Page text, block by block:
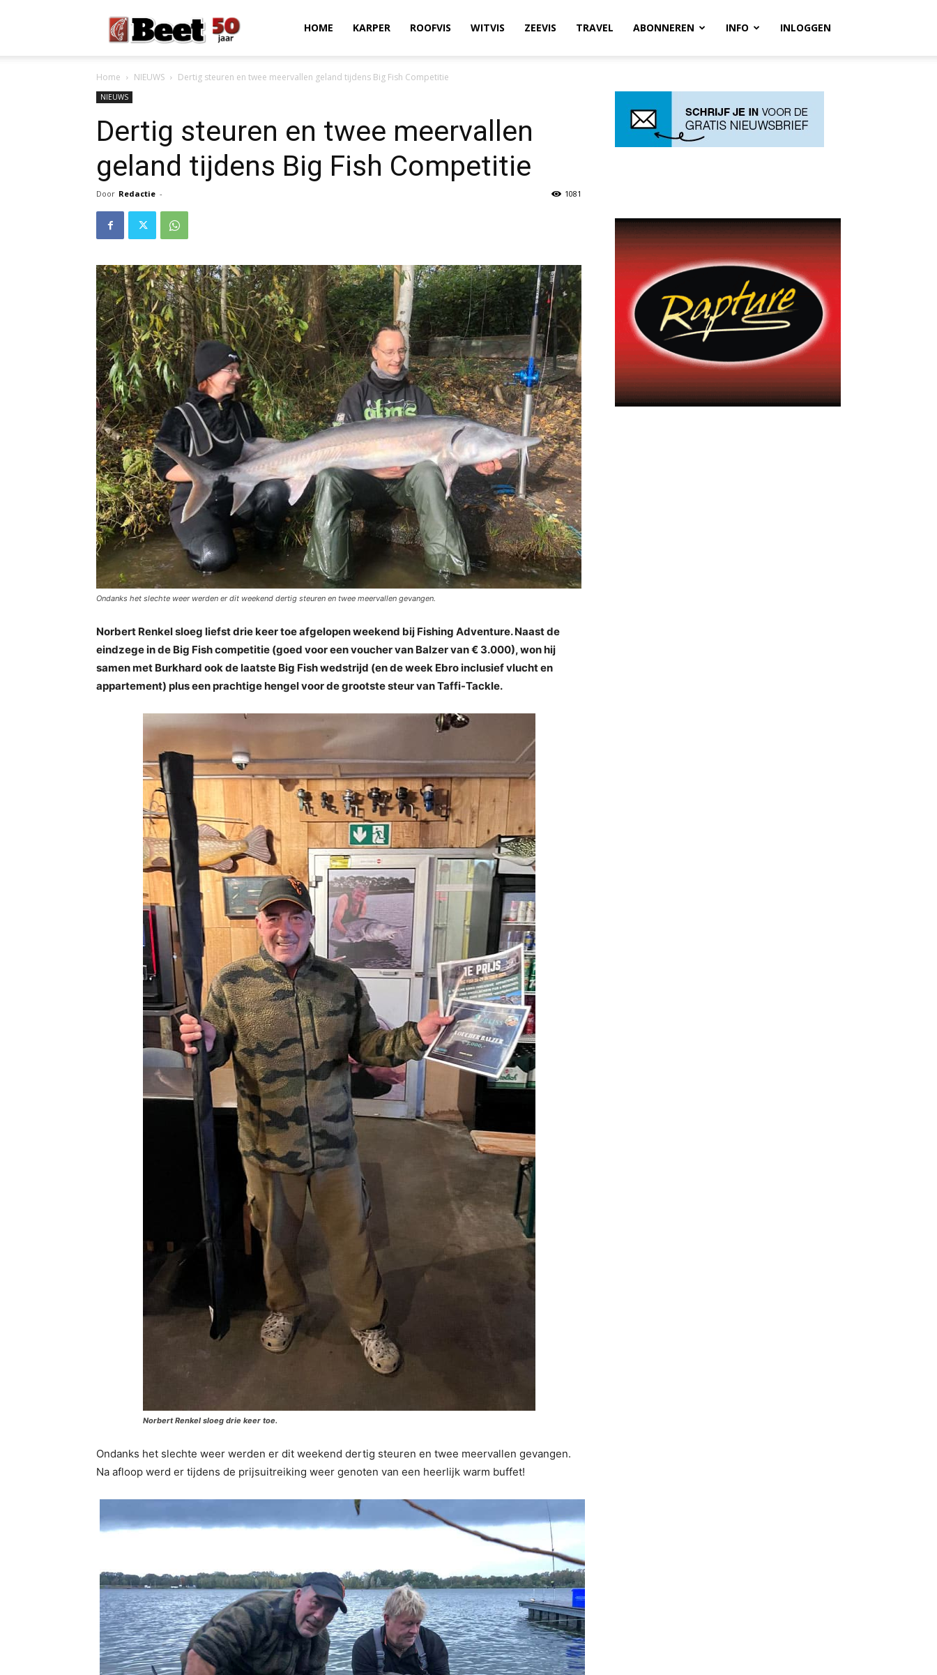
Magazine
HOME KARPER ROOFVIS WITVIS ZEEVIS TRAVEL ABONNEREN INFO INLOGGEN
Home NIEUWS Dertig steuren en twee meervallen geland tijdens Big Fish Competitie
NIEUWS
Dertig steuren en twee meervallen
geland tijdens Big Fish Competitie
Door Redactie - 1081
Ondanks het slechte weer werden er dit weekend dertig steuren en twee meervallen gevangen.
Norbert Renkel sloeg liefst drie keer toe afgelopen weekend bij Fishing Adventure. Naast de
eindzege in de Big Fish competitie (goed voor een voucher van Balzer van € 3.000), won hij
samen met Burkhard ook de laatste Big Fish wedstrijd (en de week Ebro inclusief vlucht en
appartement) plus een prachtige hengel voor de grootste steur van Taffi-Tackle.
Norbert Renkel sloeg drie keer toe.
Ondanks het slechte weer werden er dit weekend dertig steuren en twee meervallen gevangen.
Na afloop werd er tijdens de prijsuitreiking weer genoten van een heerlijk warm buffet!